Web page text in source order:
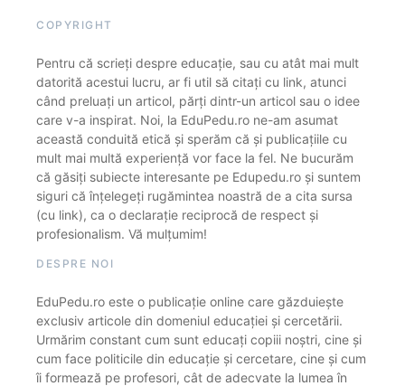
COPYRIGHT
Pentru că scrieți despre educație, sau cu atât mai mult
datorită acestui lucru, ar fi util să citați cu link, atunci
când preluați un articol, părți dintr-un articol sau o idee
care v-a inspirat. Noi, la EduPedu.ro ne-am asumat
această conduită etică și sperăm că și publicațiile cu
mult mai multă experiență vor face la fel. Ne bucurăm
că găsiți subiecte interesante pe Edupedu.ro și suntem
siguri că înțelegeți rugămintea noastră de a cita sursa
(cu link), ca o declarație reciprocă de respect și
profesionalism. Vă mulțumim!
DESPRE NOI
EduPedu.ro este o publicație online care găzduiește
exclusiv articole din domeniul educației și cercetării.
Urmărim constant cum sunt educați copiii noștri, cine și
cum face politicile din educație și cercetare, cine și cum
îi formează pe profesori, cât de adecvate la lumea în